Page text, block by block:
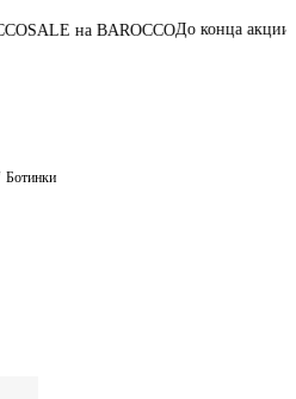
BAROCCOДо конца акции06:16:45:
Ботинки